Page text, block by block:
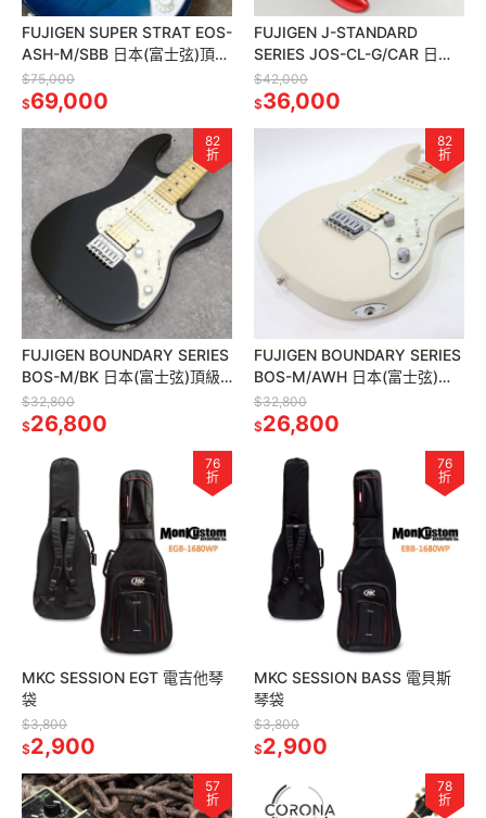
FUJIGEN SUPER STRAT EOS-
ASH-M/SBB 日本(富士弦)頂級
電吉他 灰藍色
$75,000
$69,000
FUJIGEN J-STANDARD
SERIES JOS-CL-G/CAR 日本
(富士弦)頂級電吉他 艷紅
$42,000
$36,000
82
折
FUJIGEN BOUNDARY SERIES
BOS-M/BK 日本(富士弦)頂級
電吉他 經典黑
$32,800
$26,800
82
折
FUJIGEN BOUNDARY SERIES
BOS-M/AWH 日本(富士弦)頂
級電吉他 牛奶白
$32,800
$26,800
76
折
MKC SESSION EGT 電吉他琴
袋
$3,800
$2,900
76
折
MKC SESSION BASS 電貝斯
琴袋
$3,800
$2,900
57
折
78
折